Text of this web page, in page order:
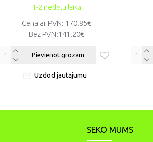
1-2 nedēļu laikā
Cena ar PVN: 170.85€
Bez PVN:141.20€
Pievienot grozam
Uzdod jautājumu
SEKO MUMS